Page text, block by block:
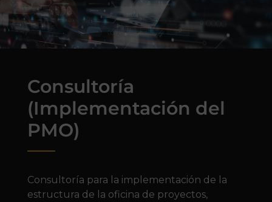
Consultoría
(Implementación del
PMO)
Consultoría para la implementación de la
estructura de la oficina de proyectos,